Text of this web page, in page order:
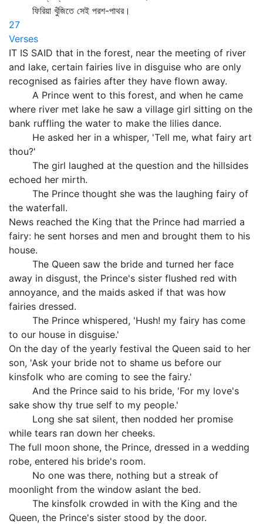
ফিরিয়া খুঁজিতে সেই পরশ-পাথর।
27
Verses
IT IS SAID that in the forest, near the meeting of river
and lake, certain fairies live in disguise who are only
recognised as fairies after they have flown away.
A Prince went to this forest, and when he came
where river met lake he saw a village girl sitting on the
bank ruffling the water to make the lilies dance.
He asked her in a whisper, 'Tell me, what fairy art
thou?'
The girl laughed at the question and the hillsides
echoed her mirth.
The Prince thought she was the laughing fairy of
the waterfall.
News reached the King that the Prince had married a
fairy: he sent horses and men and brought them to his
house.
The Queen saw the bride and turned her face
away in disgust, the Prince's sister flushed red with
annoyance, and the maids asked if that was how
fairies dressed.
The Prince whispered, 'Hush! my fairy has come
to our house in disguise.'
On the day of the yearly festival the Queen said to her
son, 'Ask your bride not to shame us before our
kinsfolk who are coming to see the fairy.'
And the Prince said to his bride, 'For my love's
sake show thy true self to my people.'
Long she sat silent, then nodded her promise
while tears ran down her cheeks.
The full moon shone, the Prince, dressed in a wedding
robe, entered his bride's room.
No one was there, nothing but a streak of
moonlight from the window aslant the bed.
The kinsfolk crowded in with the King and the
Queen, the Prince's sister stood by the door.